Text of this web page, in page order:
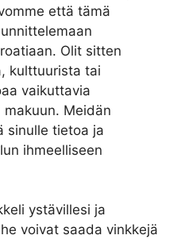
että tämä
Olit sitten
kulttuurista tai
vaikuttavia
Meidän
sinulle tietoa ja
ihmeelliseen
ystävillesi ja
voivat saada vinkkejä